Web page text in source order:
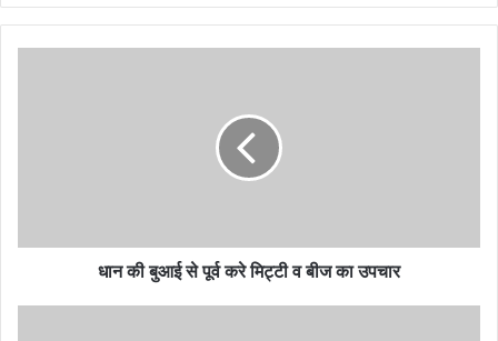
y
धान की बुआई से पूर्व करे मिट्टी व बीज का उपचार